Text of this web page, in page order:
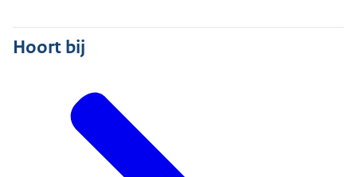
Hoort bij